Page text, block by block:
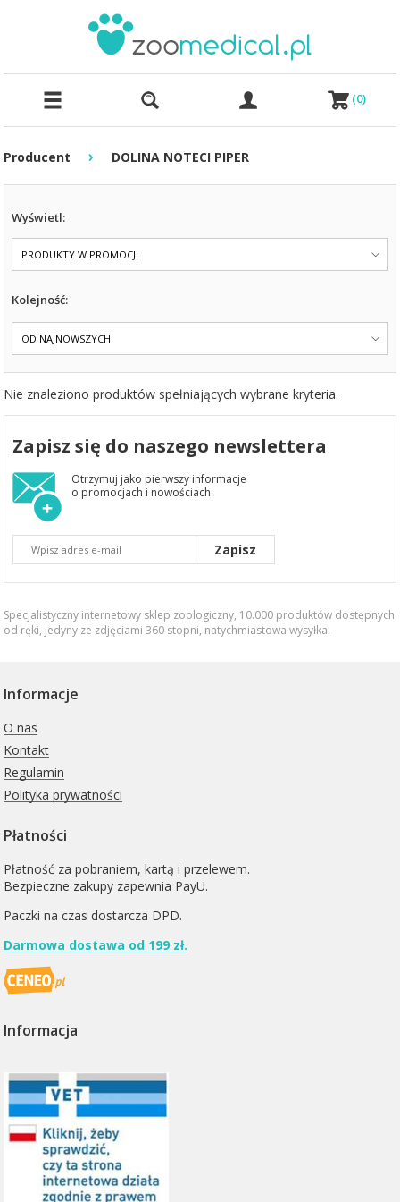
(0)
Producent › DOLINA NOTECI PIPER
Wyświetl:
PRODUKTY W PROMOCJI
Kolejność:
OD NAJNOWSZYCH
Nie znaleziono produktów spełniających wybrane kryteria.
Zapisz się do naszego newslettera
Otrzymuj jako pierwszy informacje
o promocjach i nowościach
Zapisz
Specjalistyczny internetowy sklep zoologiczny, 10.000 produktów dostępnych
od ręki, jedyny ze zdjęciami 360 stopni, natychmiastowa wysyłka.
Informacje
O nas
Kontakt
Regulamin
Polityka prywatności
Płatności
Płatność za pobraniem, kartą i przelewem.
Bezpieczne zakupy zapewnia PayU.
Paczki na czas dostarcza DPD.
Darmowa dostawa od 199 zł.
Informacja